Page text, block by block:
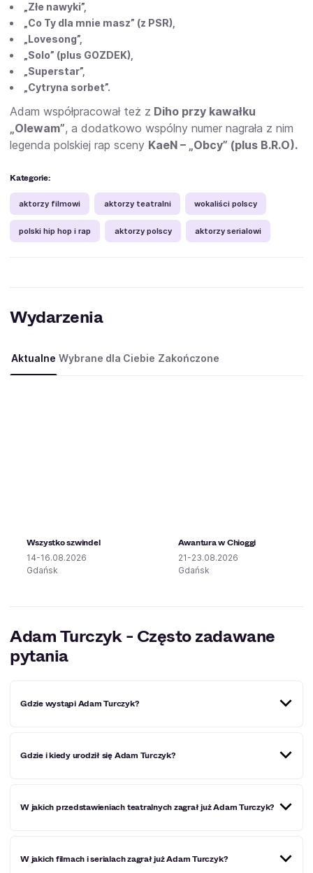
„Złe nawyki”,
„Co Ty dla mnie masz” (z PSR),
„Lovesong”,
„Solo” (plus GOZDEK),
„Superstar”,
„Cytryna sorbet”.
Adam współpracował też z Diho przy kawałku
„Olewam”, a dodatkowo wspólny numer nagrała z nim
legenda polskiej rap sceny KaeN – „Obcy” (plus B.R.O).
Kategorie:
aktorzy filmowi aktorzy teatralni wokaliści polscy
polski hip hop i rap aktorzy polscy aktorzy serialowi
Wydarzenia
Aktualne Wybrane dla Ciebie Zakończone
Wszystko szwindel
14-16.08.2026
Gdańsk
Awantura w Chioggi
21-23.08.2026
Gdańsk
Adam Turczyk - Często zadawane
pytania
Gdzie wystąpi Adam Turczyk?
Miejscowości, w których Adam Turczyk wystąpi w
Gdzie i kiedy urodził się Adam Turczyk?
grudnia 1990 roku w Warszawie. Jest aktorem teatralnym,
W jakich przedstawieniach teatralnych zagrał już Adam Turczyk?
przedstawieniach teatralnych, jak: „Zbrodnia i kara”,
W jakich filmach i serialach zagrał już Adam Turczyk?